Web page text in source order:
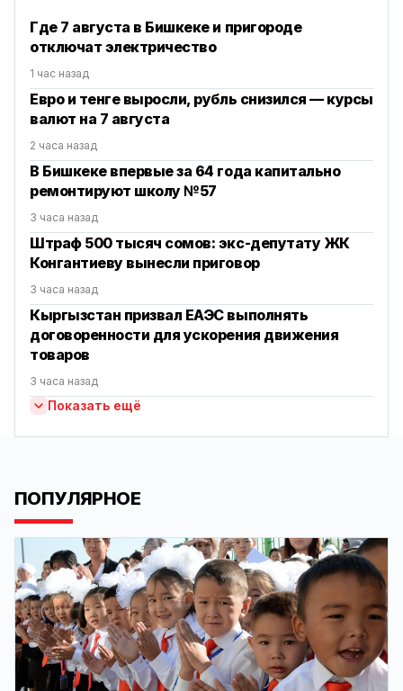
Где 7 августа в Бишкеке и пригороде
отключат электричество
1 час назад
Евро и тенге выросли, рубль снизился — курсы
валют на 7 августа
2 часа назад
В Бишкеке впервые за 64 года капитально
ремонтируют школу №57
3 часа назад
Штраф 500 тысяч сомов: экс-депутату ЖК
Конгантиеву вынесли приговор
3 часа назад
Кыргызстан призвал ЕАЭС выполнять
договоренности для ускорения движения
товаров
3 часа назад
Показать ещё
ПОПУЛЯРНОЕ